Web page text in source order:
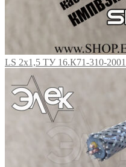
LS 2х1,5 ТУ 16.К71-310-2001